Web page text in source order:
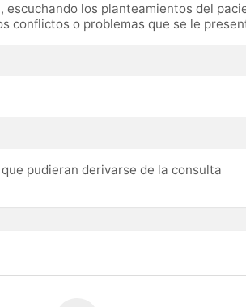
escuchando los planteamientos del
conflictos o problemas que se le
pudieran derivarse de la consulta